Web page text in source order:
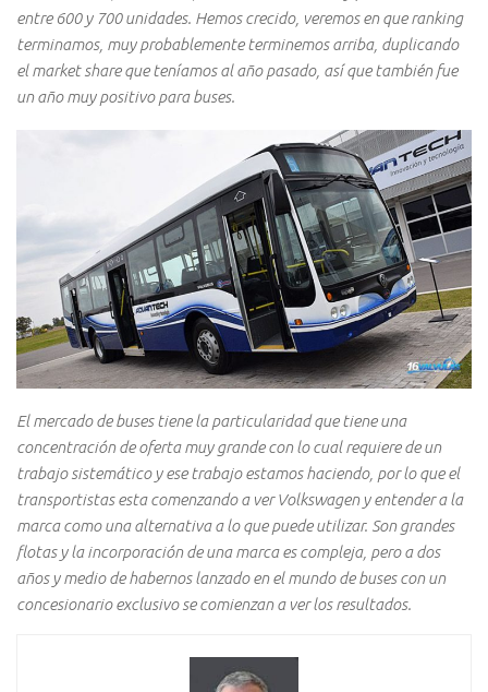
entre 600 y 700 unidades. Hemos crecido, veremos en que ranking
terminamos, muy probablemente terminemos arriba, duplicando
el market share que teníamos al año pasado, así que también fue
un año muy positivo para buses.
El mercado de buses tiene la particularidad que tiene una
concentración de oferta muy grande con lo cual requiere de un
trabajo sistemático y ese trabajo estamos haciendo, por lo que el
transportistas esta comenzando a ver Volkswagen y entender a la
marca como una alternativa a lo que puede utilizar. Son grandes
flotas y la incorporación de una marca es compleja, pero a dos
años y medio de habernos lanzado en el mundo de buses con un
concesionario exclusivo se comienzan a ver los resultados.